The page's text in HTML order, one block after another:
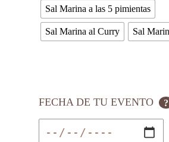
Sal Marina a las 5 pimientas
Sal Marina al Curry Sal
FECHA DE TU EVENTO ?